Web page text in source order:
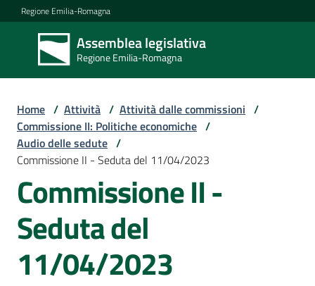
Vai al contenuto
Vai alla navigazione
Vai al footer
Regione Emilia-Romagna
Assemblea legislativa
Regione Emilia-Romagna
Assemblea
legislativa
Regione Emilia-
Assemblea
Attività
Argomenti
Home / Attività / Attività dalle commissioni /
Commissione II: Politiche economiche /
Audio delle sedute /
Commissione II - Seduta del 11/04/2023
Commissione II -
Seduta del
11/04/2023